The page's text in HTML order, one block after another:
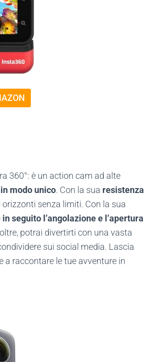
360°: è un action cam ad alte
modo unico. Con la sua resistenza
senza limiti. Con la sua
seguito l’angolazione e l’apertura
potrai divertirti con una vasta
sui social media. Lascia
a raccontare le tue avventure in